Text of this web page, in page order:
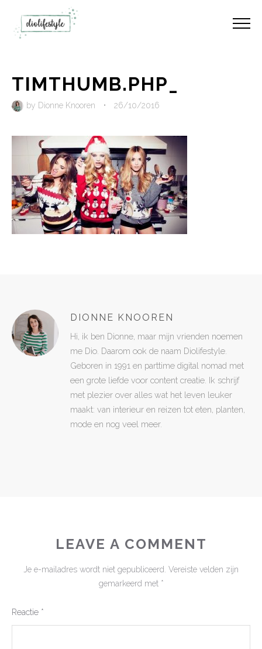
TIMTHUMB.PHP_
by Dionne Knooren • 26/10/2016
DIONNE KNOOREN
Hi, ik ben Dionne, maar mijn vrienden noemen
me Dio. Daarom ook de naam Diolifestyle.
Geboren in 1991 en parttime digital nomad met
een grote liefde voor content creatie. Ik schrijf
met plezier over alles wat het leven leuker
maakt: van interieur en reizen tot eten, planten,
mode en nog veel meer.
LEAVE A COMMENT
Je e-mailadres wordt niet gepubliceerd. Vereiste velden zijn
gemarkeerd met *
Reactie *